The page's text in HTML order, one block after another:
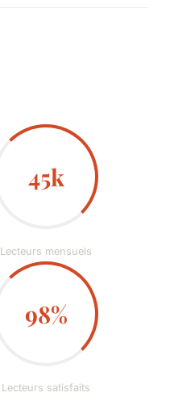
45k
Lecteurs mensuels
98%
Lecteurs satisfaits